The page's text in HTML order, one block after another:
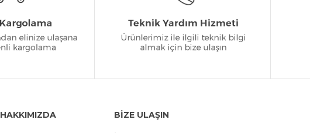
HAKKIMIZDA BİZE ULAŞIN